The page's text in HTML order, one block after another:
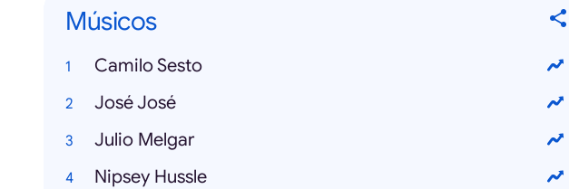
Músicos
Camilo Sesto
José José
Julio Melgar
Nipsey Hussle